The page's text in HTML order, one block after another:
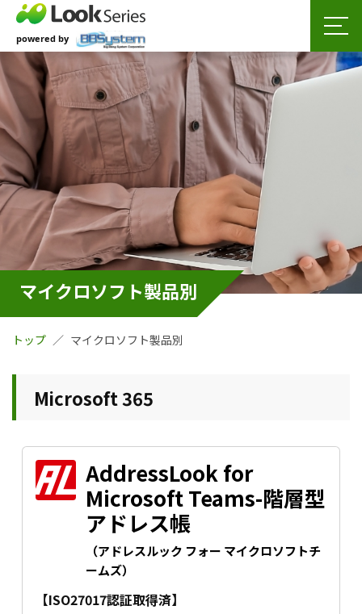
マイクロソフト製品別
トップ マイクロソフト製品別
Microsoft 365
AddressLook for
Microsoft Teams-階層型
アドレス帳
（アドレスルック フォー マイクロソフトチ
ームズ）
【ISO27017認証取得済】